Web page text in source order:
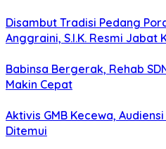
Disambut Tradisi Pedang
Anggraini, S.I.K. Resmi Jabat
Babinsa Bergerak, Rehab
Makin Cepat
Aktivis GMB Kecewa,
Ditemui